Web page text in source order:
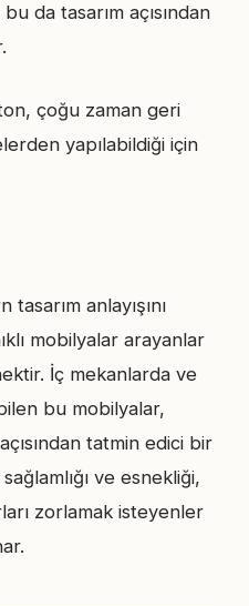
da tasarım açısından
çoğu zaman geri
yapılabildiği için
anlayışını
mobilyalar arayanlar
İç mekanlarda ve
bu mobilyalar,
tatmin edici bir
ve esnekliği,
zorlamak isteyenler